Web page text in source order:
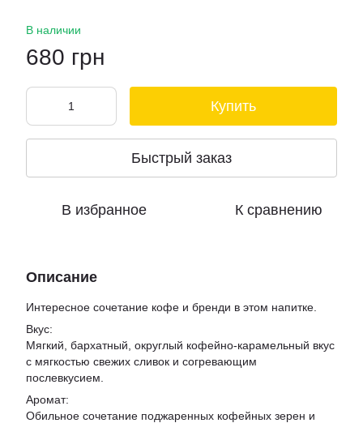
В наличии
680 грн
Купить
Быстрый заказ
В избранное К сравнению
Описание
Интересное сочетание кофе и бренди в этом напитке.
Вкус:
Мягкий, бархатный, округлый кофейно-карамельный вкус
с мягкостью свежих сливок и согревающим
послевкусием.
Аромат:
Обильное сочетание поджаренных кофейных зерен и